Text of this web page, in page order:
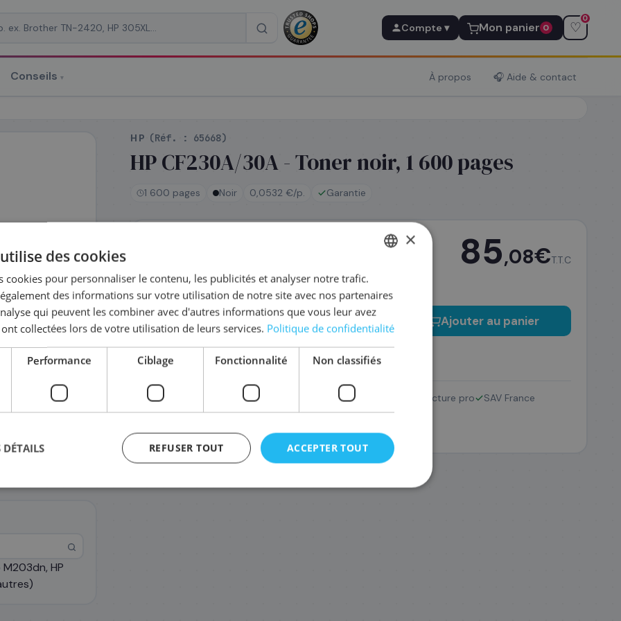
Compte ▾ Mon panier 0 ♡
0
Conseils ▾ À propos 🎧 Aide & contact
HP
HP (Réf. : 65668)
HP CF230A/30A - Toner noir, 1 600 pages
1 600 pages Noir 0,0532 €/p. Garantie
commandez avant 14h
Coût par impression :0,0532€
85,08€T.T.C
− + Ajouter au panier
Complétez la série 30A
95,88 €
Retour 14 jours Facture pro SAV France
ENGLISH
×
des cookies
cookies pour personnaliser le contenu, les publicités et analyser notre trafic.
des informations sur votre utilisation de notre site avec nos partenaires
qui peuvent les combiner avec d'autres informations que vous leur avez
collectées lors de votre utilisation de leurs services. Politique de confidentialité
Performance Ciblage Fonctionnalité Non classifiés
ACCEPTER TOUT
REFUSER TOUT
DÉTAILS